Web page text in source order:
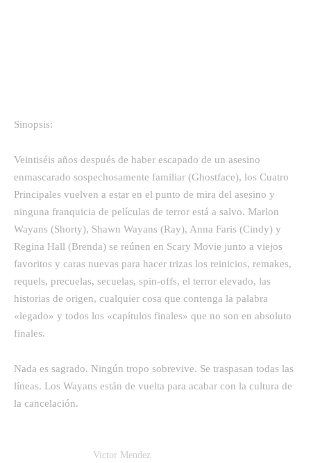
Sinopsis:
Veintiséis años después de haber escapado de un asesino
enmascarado sospechosamente familiar (Ghostface), los Cuatro
Principales vuelven a estar en el punto de mira del asesino y
ninguna franquicia de películas de terror está a salvo. Marlon
Wayans (Shorty), Shawn Wayans (Ray), Anna Faris (Cindy) y
Regina Hall (Brenda) se reúnen en Scary Movie junto a viejos
favoritos y caras nuevas para hacer trizas los reinicios, remakes,
requels, precuelas, secuelas, spin-offs, el terror elevado, las
historias de origen, cualquier cosa que contenga la palabra
«legado» y todos los «capítulos finales» que no son en absoluto
finales.
Nada es sagrado. Ningún tropo sobrevive. Se traspasan todas las
líneas. Los Wayans están de vuelta para acabar con la cultura de
la cancelación.
Victor Mendez